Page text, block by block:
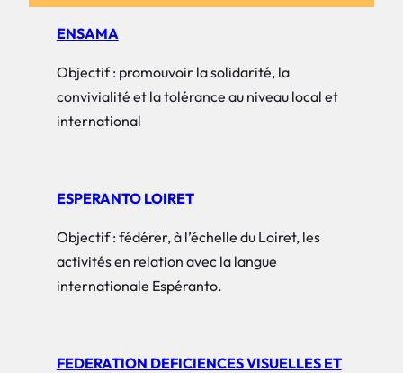
ENSAMA
Objectif : promouvoir la solidarité, la
convivialité et la tolérance au niveau local et
international
ESPERANTO LOIRET
Objectif : fédérer, à l’échelle du Loiret, les
activités en relation avec la langue
internationale Espéranto.
FEDERATION DEFICIENCES VISUELLES ET